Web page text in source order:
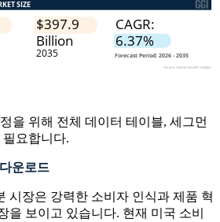
을 위해 전체 데이터 테이블, 세그먼
필요합니다.
운로드
시장은 강력한 소비자 인식과 제품 혁
을 보이고 있습니다. 현재 미국 소비